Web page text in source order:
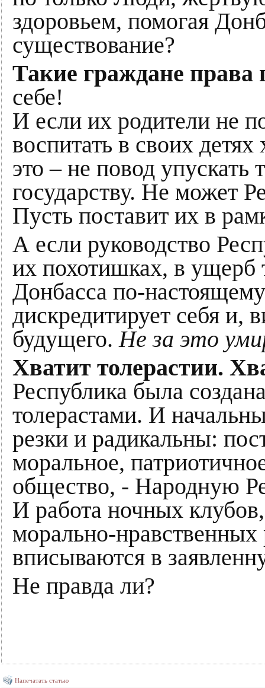
здоровьем, помогая
существование?
Такие граждане права
себе!
И если их родители не
воспитать в своих
это – не повод
государству. Не может
Пусть поставит их в
А если руководство
их похотишках, в ущерб
Донбасса по-
дискредитирует себя и,
будущего. Не за это
Хватит толерастии.
Республика была
толерастами. И
резки и радикальны:
моральное,
общество, - Народную
И работа ночных
морально-
вписываются в
Не правда ли?
Напечатать статью